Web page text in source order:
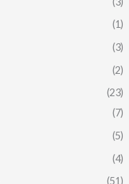
(1)
(3)
(2)
(23)
(7)
(5)
(4)
(51)